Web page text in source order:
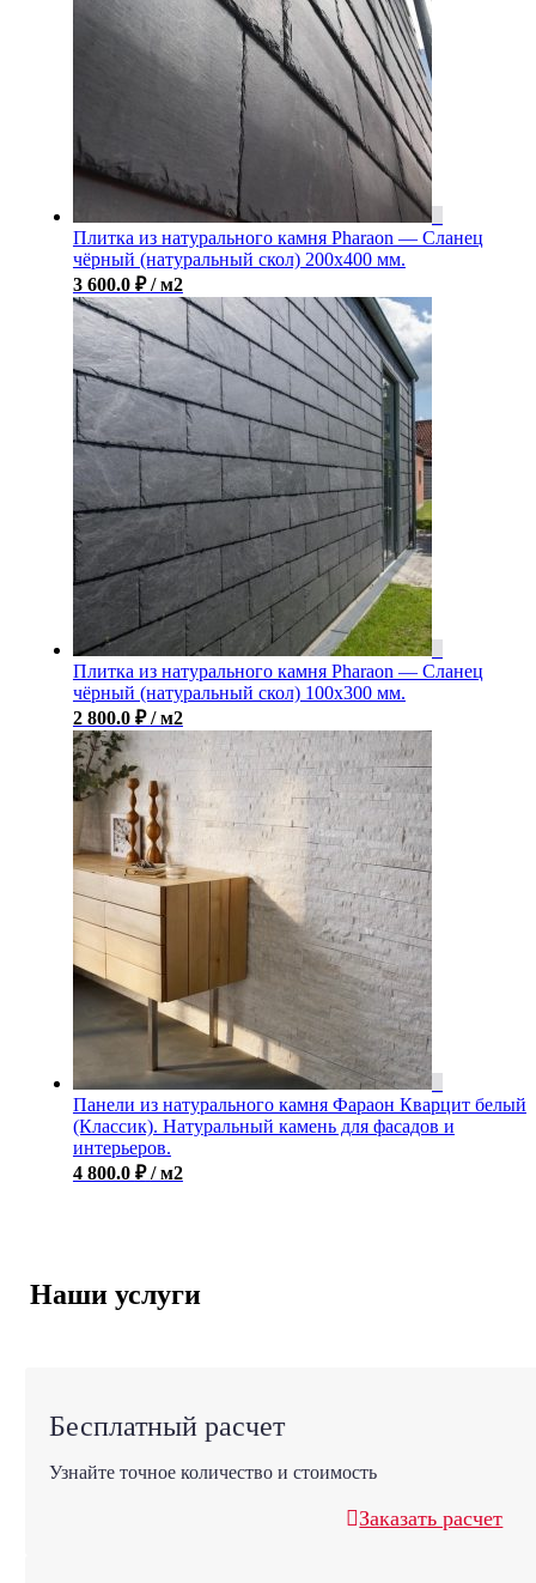
Плитка из натурального камня Pharaon — Сланец
чёрный (натуральный скол) 200х400 мм.
3 600.0 ₽ / м2
Плитка из натурального камня Pharaon — Сланец
чёрный (натуральный скол) 100х300 мм.
2 800.0 ₽ / м2
Панели из натурального камня Фараон Кварцит белый
(Классик). Натуральный камень для фасадов и
интерьеров.
4 800.0 ₽ / м2
Наши услуги
Бесплатный расчет
Узнайте точное количество и стоимость
Заказать расчет